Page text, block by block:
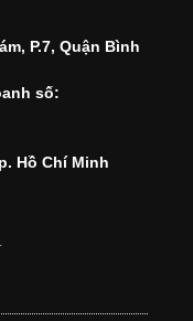
P.7, Quận Bình
số:
Hồ Chí Minh